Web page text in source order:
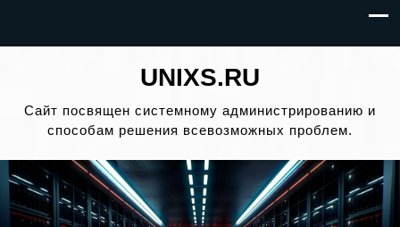
UNIXS.RU
Сайт посвящен системному администрированию и
способам решения всевозможных проблем.